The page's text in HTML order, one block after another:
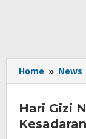
Home » News
Hari Gizi